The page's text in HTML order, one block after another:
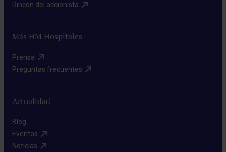
Rincón del accionista​
Más HM Hospitales
Prensa​
Preguntas frecuentes​
Actualidad
Blog​
Eventos​
Noticias​